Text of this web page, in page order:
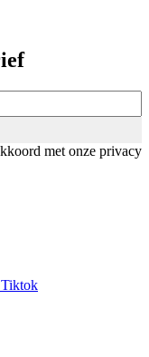
met onze privacy
Tiktok